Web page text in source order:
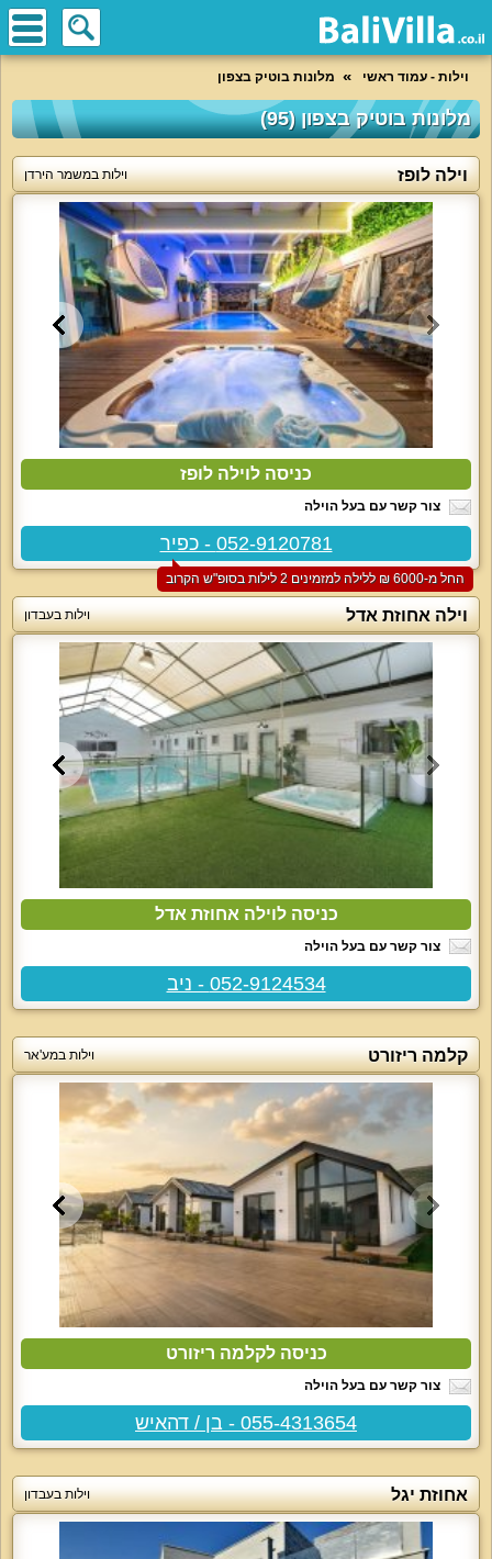
וילות - עמוד ראשי מלונות בוטיק בצפון
מלונות בוטיק בצפון (95)
וילה לופז וילות במשמר הירדן
כניסה לוילה לופז
צור קשר עם בעל הוילה
052-9120781 - כפיר
החל מ-‏6000 ₪ ללילה למזמינים 2 לילות בסופ"ש הקרוב
וילה אחוזת אדל וילות בעבדון
כניסה לוילה אחוזת אדל
צור קשר עם בעל הוילה
052-9124534 - ניב
קלמה ריזורט וילות במע'אר
כניסה לקלמה ריזורט
צור קשר עם בעל הוילה
055-4313654 - בן / דהאיש
אחוזת יגל וילות בעבדון